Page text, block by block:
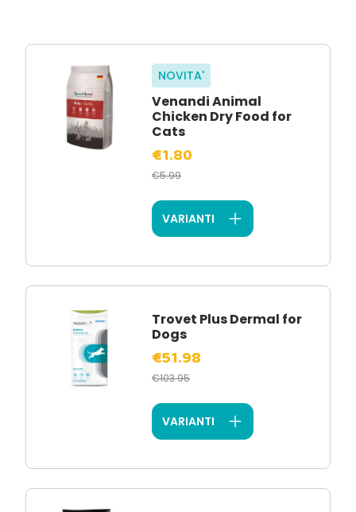
NOVITA'
Venandi Animal
Chicken Dry Food for
Cats
€1.80
€5.99
VARIANTI
Trovet Plus Dermal for
Dogs
€51.98
€103.95
VARIANTI